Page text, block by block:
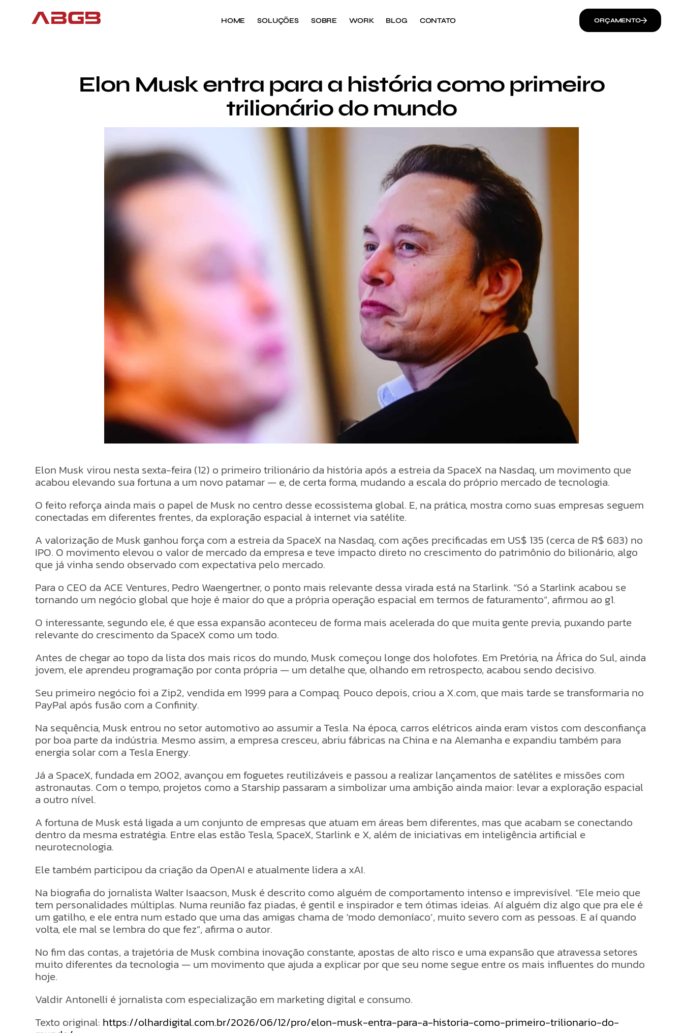
HOME SOLUÇÕES SOBRE WORK BLOG CONTATO ORÇAMENTO
Elon Musk entra para a história como primeiro
trilionário do mundo
Elon Musk virou nesta sexta-feira (12) o primeiro trilionário da história após a estreia da SpaceX na Nasdaq, um movimento que
acabou elevando sua fortuna a um novo patamar — e, de certa forma, mudando a escala do próprio mercado de tecnologia.
O feito reforça ainda mais o papel de Musk no centro desse ecossistema global. E, na prática, mostra como suas empresas seguem
conectadas em diferentes frentes, da exploração espacial à internet via satélite.
A valorização de Musk ganhou força com a estreia da SpaceX na Nasdaq, com ações precificadas em US$ 135 (cerca de R$ 683) no
IPO. O movimento elevou o valor de mercado da empresa e teve impacto direto no crescimento do patrimônio do bilionário, algo
que já vinha sendo observado com expectativa pelo mercado.
Para o CEO da ACE Ventures, Pedro Waengertner, o ponto mais relevante dessa virada está na Starlink. “Só a Starlink acabou se
tornando um negócio global que hoje é maior do que a própria operação espacial em termos de faturamento”, afirmou ao g1.
O interessante, segundo ele, é que essa expansão aconteceu de forma mais acelerada do que muita gente previa, puxando parte
relevante do crescimento da SpaceX como um todo.
Antes de chegar ao topo da lista dos mais ricos do mundo, Musk começou longe dos holofotes. Em Pretória, na África do Sul, ainda
jovem, ele aprendeu programação por conta própria — um detalhe que, olhando em retrospecto, acabou sendo decisivo.
Seu primeiro negócio foi a Zip2, vendida em 1999 para a Compaq. Pouco depois, criou a X.com, que mais tarde se transformaria no
PayPal após fusão com a Confinity.
Na sequência, Musk entrou no setor automotivo ao assumir a Tesla. Na época, carros elétricos ainda eram vistos com desconfiança
por boa parte da indústria. Mesmo assim, a empresa cresceu, abriu fábricas na China e na Alemanha e expandiu também para
energia solar com a Tesla Energy.
Já a SpaceX, fundada em 2002, avançou em foguetes reutilizáveis e passou a realizar lançamentos de satélites e missões com
astronautas. Com o tempo, projetos como a Starship passaram a simbolizar uma ambição ainda maior: levar a exploração espacial
a outro nível.
A fortuna de Musk está ligada a um conjunto de empresas que atuam em áreas bem diferentes, mas que acabam se conectando
dentro da mesma estratégia. Entre elas estão Tesla, SpaceX, Starlink e X, além de iniciativas em inteligência artificial e
neurotecnologia.
Ele também participou da criação da OpenAI e atualmente lidera a xAI.
Na biografia do jornalista Walter Isaacson, Musk é descrito como alguém de comportamento intenso e imprevisível. “Ele meio que
tem personalidades múltiplas. Numa reunião faz piadas, é gentil e inspirador e tem ótimas ideias. Aí alguém diz algo que pra ele é
um gatilho, e ele entra num estado que uma das amigas chama de ‘modo demoníaco’, muito severo com as pessoas. E aí quando
volta, ele mal se lembra do que fez”, afirma o autor.
No fim das contas, a trajetória de Musk combina inovação constante, apostas de alto risco e uma expansão que atravessa setores
muito diferentes da tecnologia — um movimento que ajuda a explicar por que seu nome segue entre os mais influentes do mundo
hoje.
Valdir Antonelli é jornalista com especialização em marketing digital e consumo.
Texto original: https://olhardigital.com.br/2026/06/12/pro/elon-musk-entra-para-a-historia-como-primeiro-trilionario-do-